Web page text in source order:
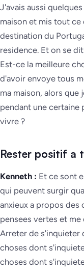
J'avais aussi
maison et mis tout ce
destination du
residence. Et on se
Est-ce la meilleure
d'avoir envoye tous
ma maison, alors
pendant une certaine
vivre ?
Rester positif a
Kenneth : Et ce sont
qui peuvent surgir
anxieux a propos des
pensees vertes et
Arreter de s'inquieter
choses dont
choses dont